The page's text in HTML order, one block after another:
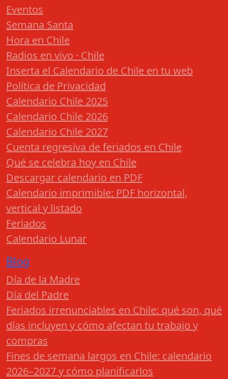
Eventos
Semana Santa
Hora en Chile
Radios en vivo · Chile
Inserta el Calendario de Chile en tu web
Política de Privacidad
Calendario Chile 2025
Calendario Chile 2026
Calendario Chile 2027
Cuenta regresiva de feriados en Chile
Qué se celebra hoy en Chile
Descargar calendario en PDF
Calendario imprimible: PDF horizontal,
vertical y listado
Feriados
Calendario Lunar
Blog
Día de la Madre
Día del Padre
Feriados irrenunciables en Chile: qué son, qué
días incluyen y cómo afectan tu trabajo y
compras
Fines de semana largos en Chile: calendario
2026–2027 y cómo planificarlos